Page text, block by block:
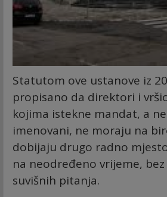
Statutom ove ustanove iz
propisano da direktori i
kojima istekne mandat, a
imenovani, ne moraju na
dobijaju drugo radno
na neodređeno vrijeme,
suvišnih pitanja.